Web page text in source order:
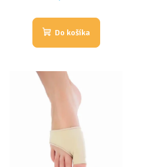
Do košíka